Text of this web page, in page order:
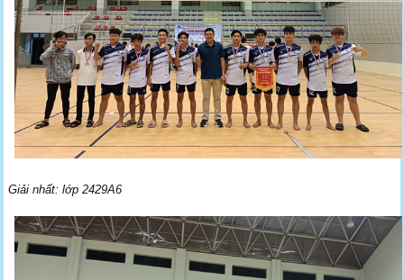
Giải nhất: lớp 2429A6